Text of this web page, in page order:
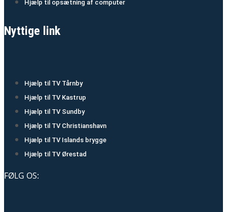
Hjælp til opsætning af computer
Nyttige link
Hjælp til TV Tårnby
Hjælp til TV Kastrup
Hjælp til TV Sundby
Hjælp til TV Christianshavn
Hjælp til TV Islands brygge
Hjælp til TV Ørestad
FØLG OS: